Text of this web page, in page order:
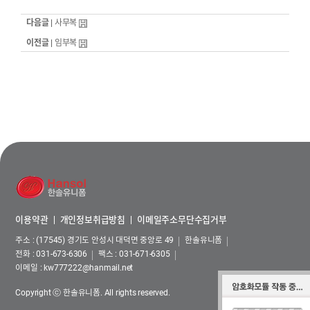
다음글 | 사무복
이전글 | 임부복
이용약관 개인정보취급방침 이메일주소무단수집거부
주소 : (17545) 경기도 안성시 대덕면 중앙로 49
한솔유니폼
전화 :031-673-6306
팩스 : 031-671-6305
이메일 :kw777222@hanmail.net
Copyright ⓒ 한솔유니폼. All rights reserved.